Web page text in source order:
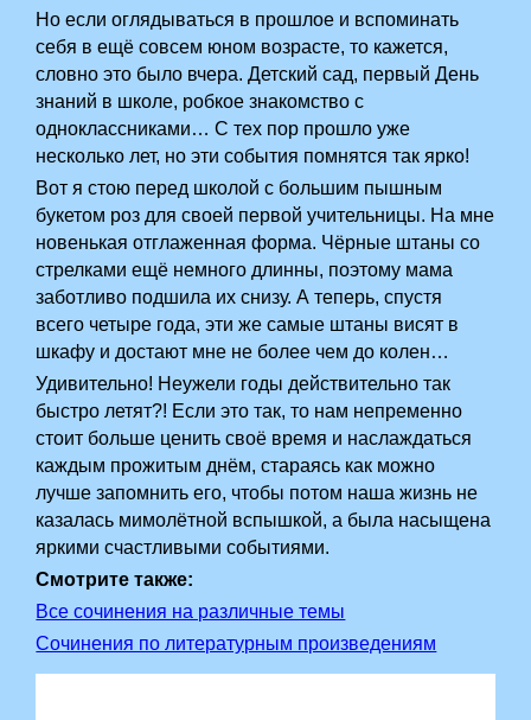
Но если оглядываться в прошлое и вспоминать
себя в ещё совсем юном возрасте, то кажется,
словно это было вчера. Детский сад, первый День
знаний в школе, робкое знакомство с
одноклассниками… С тех пор прошло уже
несколько лет, но эти события помнятся так ярко!
Вот я стою перед школой с большим пышным
букетом роз для своей первой учительницы. На мне
новенькая отглаженная форма. Чёрные штаны со
стрелками ещё немного длинны, поэтому мама
заботливо подшила их снизу. А теперь, спустя
всего четыре года, эти же самые штаны висят в
шкафу и достают мне не более чем до колен…
Удивительно! Неужели годы действительно так
быстро летят?! Если это так, то нам непременно
стоит больше ценить своё время и наслаждаться
каждым прожитым днём, стараясь как можно
лучше запомнить его, чтобы потом наша жизнь не
казалась мимолётной вспышкой, а была насыщена
яркими счастливыми событиями.
Смотрите также:
Все сочинения на различные темы
Сочинения по литературным произведениям